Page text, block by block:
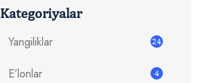
Kategoriyalar
Yangiliklar
24
E’lonlar 4